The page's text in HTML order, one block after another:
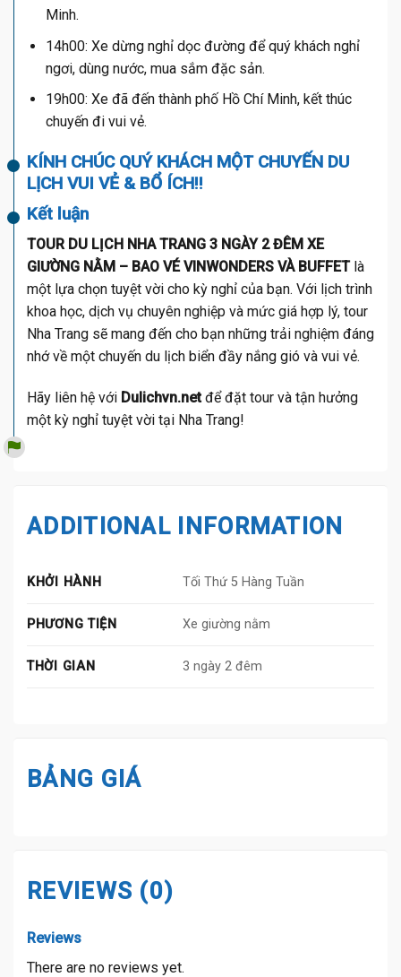
Minh.
14h00: Xe dừng nghỉ dọc đường để quý khách nghỉ
ngơi, dùng nước, mua sắm đặc sản.
19h00: Xe đã đến thành phố Hồ Chí Minh, kết thúc
chuyến đi vui vẻ.
KÍNH CHÚC QUÝ KHÁCH MỘT CHUYẾN DU
LỊCH VUI VẺ & BỔ ÍCH!!
Kết luận
TOUR DU LỊCH NHA TRANG 3 NGÀY 2 ĐÊM XE
GIƯỜNG NẰM – BAO VÉ VINWONDERS VÀ BUFFETlà
một lựa chọn tuyệt vời cho kỳ nghỉ của bạn. Với lịch trình
khoa học, dịch vụ chuyên nghiệp và mức giá hợp lý, tour
Nha Trang sẽ mang đến cho bạn những trải nghiệm đáng
nhớ về một chuyến du lịch biển đầy nắng gió và vui vẻ.
Hãy liên hệ với Dulichvn.netđể đặt tour và tận hưởng
một kỳ nghỉ tuyệt vời tại Nha Trang!
ADDITIONAL INFORMATION
KHỞI HÀNH Tối Thứ 5 Hàng Tuần
PHƯƠNG TIỆN Xe giường nằm
THỜI GIAN 3 ngày 2 đêm
BẢNG GIÁ
REVIEWS (0)
Reviews
There are no reviews yet.